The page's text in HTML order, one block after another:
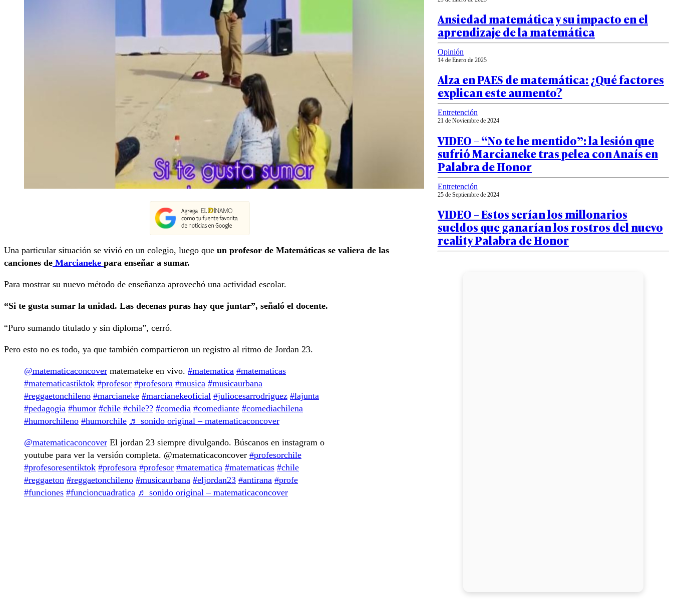
Una particular situación se vivió en un colegio, luego que un profesor de Matemáticas se valiera de las
canciones de Marcianeke para enseñar a sumar.
Para mostrar su nuevo método de enseñanza aprovechó una actividad escolar.
“Si te gusta sumar la unidad. Las decenas puras hay que juntar”, señaló el docente.
“Puro sumando titulado y sin diploma”, cerró.
Pero esto no es todo, ya que también compartieron un registro al ritmo de Jordan 23.
@matematicaconcover matemateke en vivo. #matematica #matematicas
#matematicastiktok #profesor #profesora #musica #musicaurbana
#reggaetonchileno #marcianeke #marcianekeoficial #juliocesarrodriguez #lajunta
#pedagogia #humor #chile #chile?? #comedia #comediante #comediachilena
#humorchileno #humorchile ♬ sonido original – matematicaconcover
@matematicaconcover El jordan 23 siempre divulgando. Búscanos en instagram o
youtube para ver la versión completa. @matematicaconcover #profesorchile
#profesoresentiktok #profesora #profesor #matematica #matematicas #chile
#reggaeton #reggaetonchileno #musicaurbana #eljordan23 #antirana #profe
#funciones #funcioncuadratica ♬ sonido original – matematicaconcover
Ansiedad matemática y su impacto en el
aprendizaje de la matemática
Opinión
14 de Enero de 2025
Alza en PAES de matemática: ¿Qué factores
explican este aumento?
Entretención
21 de Noviembre de 2024
VIDEO – “No te he mentido”: la lesión que
sufrió Marcianeke tras pelea con Anaís en
Palabra de Honor
Entretención
25 de Septiembre de 2024
VIDEO – Estos serían los millonarios
sueldos que ganarían los rostros del nuevo
reality Palabra de Honor